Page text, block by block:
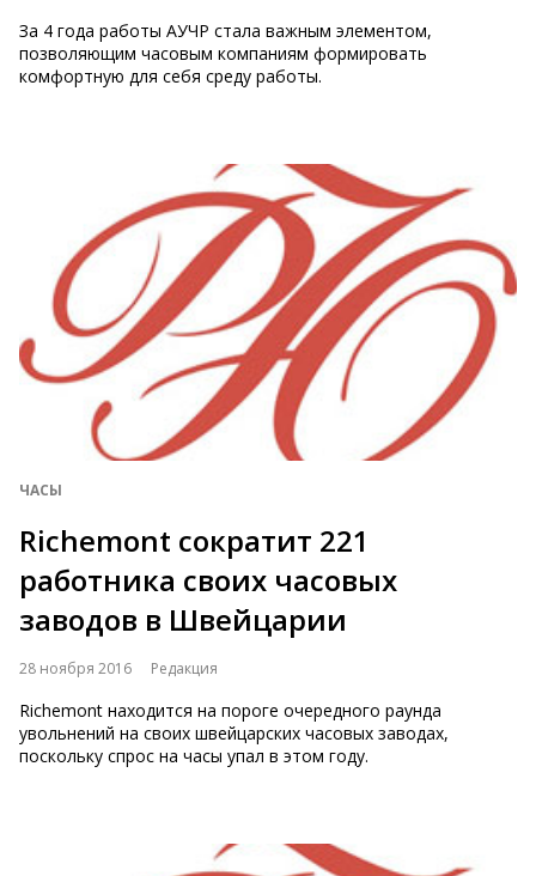
За 4 года работы АУЧР стала важным элементом,
позволяющим часовым компаниям формировать
комфортную для себя среду работы.
ЧАСЫ
Richemont сократит 221
работника своих часовых
заводов в Швейцарии
28 ноября 2016 Редакция
Richemont находится на пороге очередного раунда
увольнений на своих швейцарских часовых заводах,
поскольку спрос на часы упал в этом году.